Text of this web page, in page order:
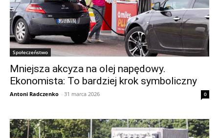
Społeczeństwo
Mniejsza akcyza na olej napędowy.
Ekonomista: To bardziej krok symboliczny
Antoni Radczenko - 31 marca 2026 0